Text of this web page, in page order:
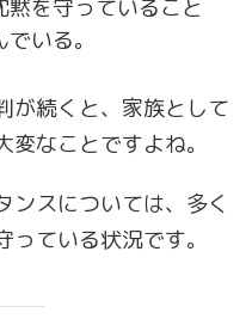
を守っていること
いる。
が続くと、家族として
なことですよね。
ンスについては、多く
ている状況です。